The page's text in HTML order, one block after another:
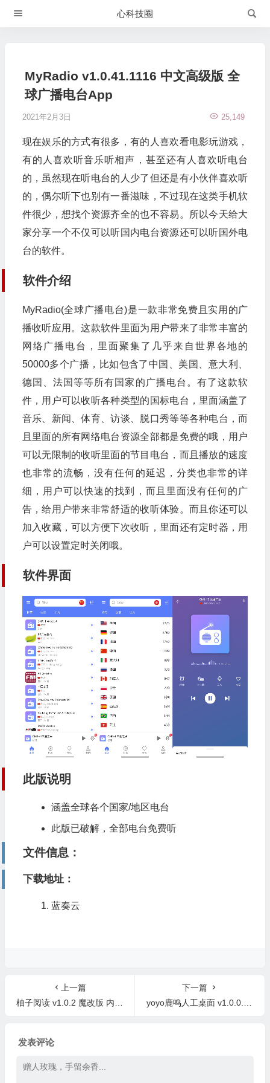
心科技圈
MyRadio v1.0.41.1116 中文高级版 全
球广播电台App
2021年2月3日 25,149
现在娱乐的方式有很多，有的人喜欢看电影玩游戏，
有的人喜欢听音乐听相声，甚至还有人喜欢听电台
的，虽然现在听电台的人少了但还是有小伙伴喜欢听
的，偶尔听下也别有一番滋味，不过现在这类手机软
件很少，想找个资源齐全的也不容易。所以今天给大
家分享一个不仅可以听国内电台资源还可以听国外电
台的软件。
软件介绍
MyRadio(全球广播电台)是一款非常免费且实用的广
播收听应用。这款软件里面为用户带来了非常丰富的
网络广播电台，里面聚集了几乎来自世界各地的
50000多个广播，比如包含了中国、美国、意大利、
德国、法国等等所有国家的广播电台。有了这款软
件，用户可以收听各种类型的国标电台，里面涵盖了
音乐、新闻、体育、访谈、脱口秀等等各种电台，而
且里面的所有网络电台资源全部都是免费的哦，用户
可以无限制的收听里面的节目电台，而且播放的速度
也非常的流畅，没有任何的延迟，分类也非常的详
细，用户可以快速的找到，而且里面没有任何的广
告，给用户带来非常舒适的收听体验。而且你还可以
加入收藏，可以方便下次收听，里面还有定时器，用
户可以设置定时关闭哦。
软件界面
此版说明
涵盖全球各个国家/地区电台
此版已破解，全部电台免费听
文件信息：
下载地址：
蓝奏云
上一篇
柚子阅读 v1.0.2 魔改版 内置1472条书源
下一篇
yoyo鹿鸣人工桌面 v1.0.0.0 中文免费版 动态桌面壁纸
发表评论